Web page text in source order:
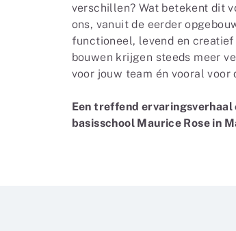
verschillen? Wat betekent dit
ons, vanuit de eerder
functioneel, levend en
bouwen krijgen steeds meer
voor jouw team én vooral voor
Een treffend ervaringsverhaal
basisschool Maurice Rose in